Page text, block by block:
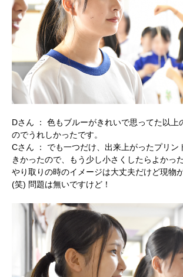
Dさん ：
色もブルーがきれいで思ってた以上
のでうれしかったです。
Cさん ：
でも一つだけ、出来上がったプリン
きかったので、もう少し小さくしたらよかっ
やり取りの時のイメージは大丈夫だけど現物
(笑) 問題は無いですけど！